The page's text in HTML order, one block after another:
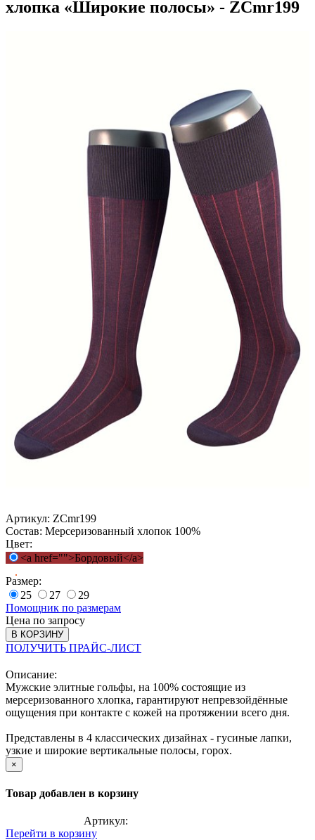
хлопка «Широкие полосы» - ZCmr199
Артикул: ZCmr199
Состав: Мерсеризованный хлопок 100%
Цвет:
<a href="">Бордовый</a>
Размер:
25
27
29
Помощник по размерам
Цена по запросу
В КОРЗИНУ
ПОЛУЧИТЬ ПРАЙС-ЛИСТ
Описание:
Мужские элитные гольфы, на 100% состоящие из
мерсеризованного хлопка, гарантируют непревзойдённые
ощущения при контакте с кожей на протяжении всего дня.
Представлены в 4 классических дизайнах - гусиные лапки,
узкие и широкие вертикальные полосы, горох.
×
Товар добавлен в корзину
Артикул:
Перейти в корзину